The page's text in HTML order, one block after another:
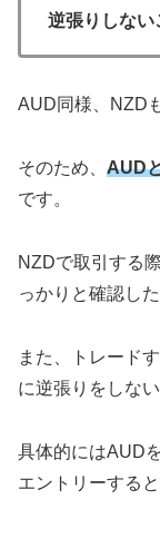
逆張りしない
AUD同様、NZD
そのため、 AUD
です。
NZDで取引する
っかりと確認し
また、トレード
に逆張りをしな
具体的にはAUD
エントリーする